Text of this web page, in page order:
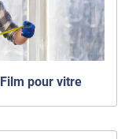
pour vitre